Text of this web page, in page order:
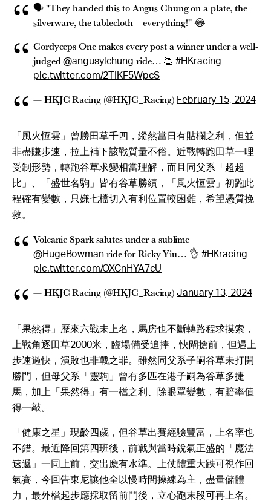
🗣️ "They handed this to Angus Chung on a plate, the
silverware, the tablecloth – everything!" 😂
Cordyceps One makes every post a winner under a well-
judged@angusylchung ride… 👏#HKracing
pic.twitter.com/2TIKF5WpcS
— HKJC Racing (@HKJC_Racing) February 15, 2024
「風火恆雲」曾勝田草千四，縱然當日有貼欄之利，但並
非盡賺步速，拉上補下該戰質量不俗。近戰轉跑田草一哩
受制形勢，轉跑谷草求變相當理解，而且同父系「超超
比」、「盛世名駒」皆有谷草勝績，「風火恆雲」初跑此
程確有變數，只嫌七檔切入有利位置較困難，希望憑質挽
救。
Volcanic Spark salutes under a sublime
@HugeBowmanride for Ricky Yiu… 👌 #HKracing
pic.twitter.com/OXCnHYA7cU
— HKJC Racing (@HKJC_Racing)January 13, 2024
「果然得」歷來六戰未上名，馬房也不斷轉路程求摸索，
上戰角逐田草2000米，臨場備受追捧，快閘搶前，但遇上
步速過快，潰敗也非戰之罪。雖然同父系子嗣谷草未打開
勝門，但母父系「靈駒」曾有多匹在港子嗣為谷草多捷
馬，加上「果然得」有一檔之利、除眼罩變數，有賠率值
得一敲。
「健康之星」現齡四歲，但谷草出賽經驗豐富，上名率也
不錯。最近降回第四班後，前戰與當時銳氣正盛的「魔法
速遞」一同上前，交出應有水準。上仗體重大跌可視作回
氣賽，今回告東尼讓他全以慢時間操練為主，盡量儲體
力，最外檔起步應採取留前鬥後，立心跑末段可再上名。